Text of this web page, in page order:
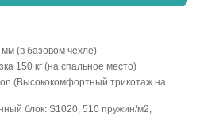
(в базовом чехле)
150 кг (на спальное место)
(Высококомфортный трикотаж на
блок: S1020, 510 пружин/м2,